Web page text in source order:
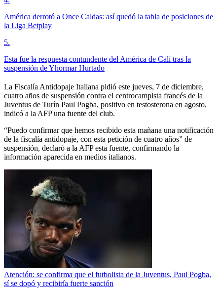
América derrotó a Once Caldas: así quedó la tabla de posiciones de
la Liga Betplay
5.
Esta fue la respuesta contundente del América de Cali tras la
suspensión de Yhormar Hurtado
La Fiscalía Antidopaje Italiana pidió este jueves, 7 de diciembre,
cuatro años de suspensión contra el centrocampista francés de la
Juventus de Turín Paul Pogba, positivo en testosterona en agosto,
indicó a la AFP una fuente del club.
“Puedo confirmar que hemos recibido esta mañana una notificación
de la fiscalía antidopaje, con esta petición de cuatro años” de
suspensión, declaró a la AFP esta fuente, confirmando la
información aparecida en medios italianos.
Atención: se confirma que el futbolista de la Juventus, Paul Pogba,
sí se dopó y recibiría fuerte sanción